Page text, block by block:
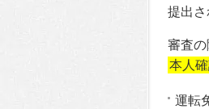
提出さ
審査
本人
運転